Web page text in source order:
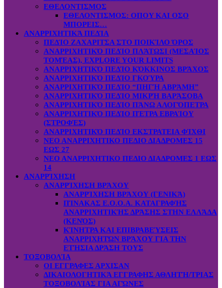
ΕΘΕΛΟΝΤΙΣΜΟΣ
ΕΘΕΛΟΝΤΙΣΜΟΣ: OΠOY KAI ΟΣΟ
ΜΠΟΡΕΙΣ…
ΑΝΑΡΡΙΧΗΤΙΚΆ ΠΕΔΊΑ
ΠΕΔΊΟ ΖΑΧΑΡΙΤΣΑ ΣΤΟ ΠΟΙΚΊΛΟ ΌΡΟΣ
ΑΝΑΡΡΙΧΗΤΙΚΌ ΠΕΔΊΟ ΠΛΆΤΩΣΙ (ΜΕΣΑΊΟΣ
ΤΟΜΈΑΣ), EXPLORE YOUR LIMITS
ΑΝΑΡΡΙΧΗΤΙΚΌ ΠΕΔΊΟ ΚΌΚΚΙΝΟΣ ΒΡΆΧΟΣ
ΑΝΑΡΡΙΧΗΤΙΚΌ ΠΕΔΊΟ ΓΚΟΎΡΑ
ΑΝΑΡΡΙΧΗΤΙΚΌ ΠΕΔΊΟ “ΠΗΓΉ ΑΒΡΆΜΗ”
ΑΝΑΡΡΙΧΗΤΙΚΌ ΠΕΔΊΟ ΜΙΚΡΉ ΒΑΡΆΣΟΒΑ
ΑΝΑΡΡΙΧΗΤΙΚΌ ΠΕΔΊΟ ΠΆΝΩ ΑΛΟΓΌΠΕΤΡΑ
ΑΝΑΡΡΙΧΗΤΙΚΌ ΠΕΔΊΟ ΠΈΤΡΑ ΕΒΡΑΊΟΥ
(ΣΤΡΟΦΈΣ)
ΑΝΑΡΡΙΧΗΤΙΚΌ ΠΕΔΊΟ ΕΚΣΤΡΑΤΕΙΑ ΦΊΧΘΙ
ΝΕΟ ΑΝΑΡΡΙΧΗΤΙΚΟ ΠΕΔΙΟ ΔΙΑΔΡΟΜΕΣ 15
ΕΩΣ 27
ΝΕΟ ΑΝΑΡΡΙΧΗΤΙΚΟ ΠΕΔΙΟ ΔΙΑΔΡΟΜΕΣ 1 ΕΩΣ
14
ΑΝΑΡΡΊΧΗΣΗ
ΑΝΑΡΡΊΧΗΣΗ ΒΡΆΧΟΥ
ΑΝΑΡΡΊΧΗΣΗ ΒΡΆΧΟΥ (ΓΕΝΙΚΆ)
ΠΊΝΑΚΑΣ Ε.Ο.Ο.Α. ΚΑΤΑΓΡΑΦΉΣ
ΑΝΑΡΡΙΧΗΤΙΚΉΣ ΔΡΆΣΗΣ ΣΤΗΝ ΕΛΛΆΔΑ
(ΚΕΝΌΣ)
ΚΊΝΗΤΡΑ ΚΑΙ ΕΠΙΒΡΑΒΕΎΣΕΙΣ
ΑΝΑΡΡΙΧΗΤΏΝ ΒΡΆΧΟΥ ΓΙΑ ΤΗΝ
ΕΤΉΣΙΑ ΔΡΆΣΗ ΤΟΥΣ
ΤΟΞΟΒΟΛΊΑ
ΟΙ ΕΓΓΡΑΦΕΣ ΑΡΧΙΣΑΝ
ΔΙΚΑΙΟΛΟΓΗΤΙΚΆ ΕΓΓΡΑΦΗΣ ΑΘΛΗΤΉ/ΤΡΙΑΣ
ΤΟΞΟΒΟΛΊΑΣ ΓΙΑ ΑΓΏΝΕΣ